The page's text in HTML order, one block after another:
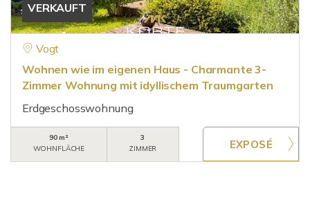
VERKAUFT
Vogt
Wohnen wie im eigenen Haus - Charmante 3-
Zimmer Wohnung mit idyllischem Traumgarten
Erdgeschosswohnung
90 m²
WOHNFLÄCHE
3
ZIMMER